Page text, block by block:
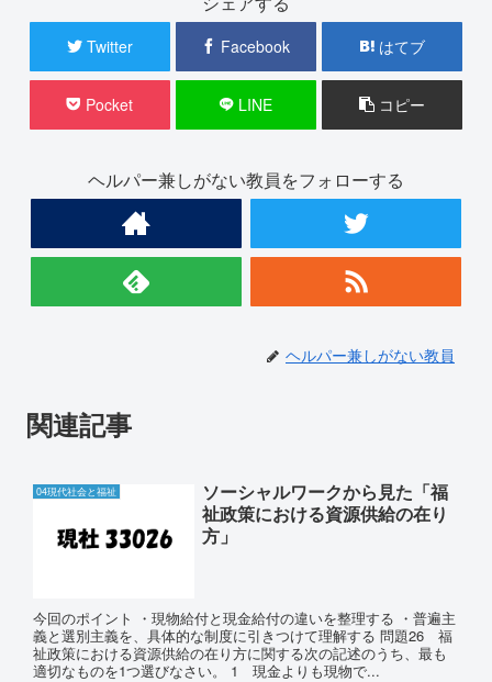
Twitter Facebook はてブ
Pocket LINE コピー
ヘルパー兼しがない教員をフォローする
ヘルパー兼しがない教員
関連記事
04現代社会と福祉
ソーシャルワークから見た「福
祉政策における資源供給の在り
方」
今回のポイント ・現物給付と現金給付の違いを整理する ・普遍主
義と選別主義を、具体的な制度に引きつけて理解する 問題26 福
祉政策における資源供給の在り方に関する次の記述のうち、最も
適切なものを1つ選びなさい。 1 現金よりも現物で...